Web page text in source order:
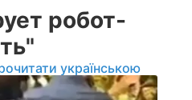
робот-
українською